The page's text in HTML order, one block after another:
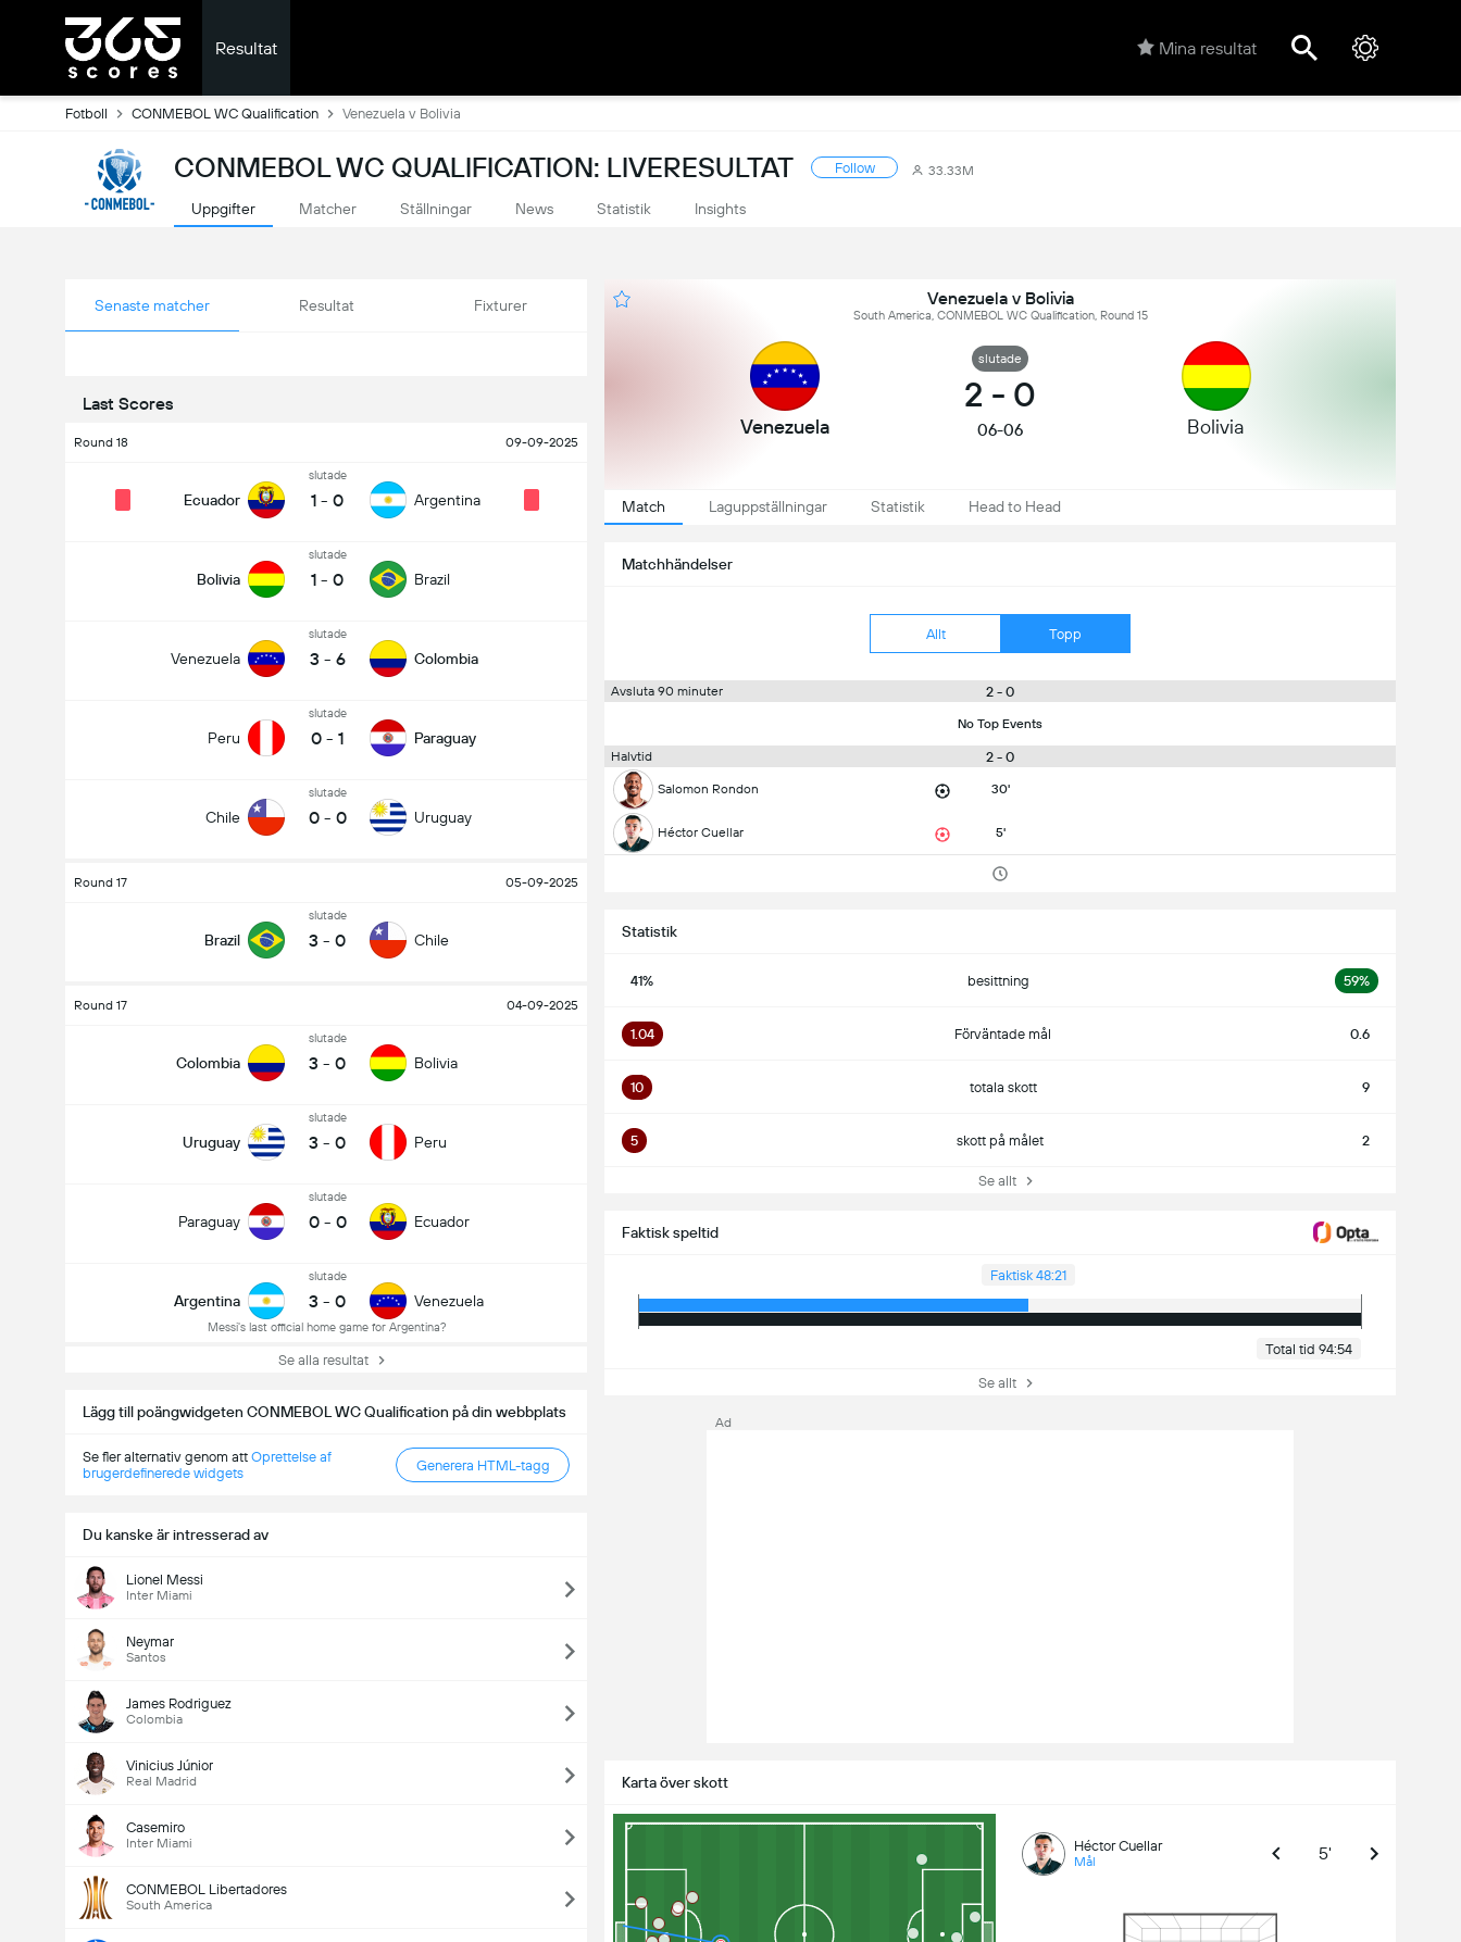
Resultat Mina resultat
Fotboll CONMEBOL WC Qualification Venezuela v Bolivia
CONMEBOL WC QUALIFICATION: LIVERESULTAT Follow 33.33M
Uppgifter Matcher Ställningar News Statistik Insights
Senaste matcher Resultat Fixturer
Last Scores
Round 18 09-09-2025
Ecuador
slutade
1 - 0 Argentina
Bolivia
slutade
1 - 0 Brazil
Venezuela
slutade
3 - 6 Colombia
Peru
slutade
0 - 1 Paraguay
Chile
slutade
0 - 0 Uruguay
Round 17 05-09-2025
Brazil
slutade
3 - 0 Chile
Round 17 04-09-2025
Colombia
slutade
3 - 0 Bolivia
Uruguay
slutade
3 - 0 Peru
Paraguay
slutade
0 - 0 Ecuador
Argentina
slutade
3 - 0
Messi's last official home game for Argentina?
Venezuela
Se alla resultat
Lägg till poängwidgeten CONMEBOL WC Qualification på din webbplats
Se fler alternativ genom att Oprettelse af
brugerdefinerede widgets
Generera HTML-tagg
Du kanske är intresserad av
Lionel Messi
Inter Miami
Neymar
Santos
James Rodriguez
Colombia
Vinicius Júnior
Real Madrid
Casemiro
Inter Miami
CONMEBOL Libertadores
South America
Venezuela v Bolivia
South America, CONMEBOL WC Qualification, Round 15
Venezuela
slutade
2 - 0
06-06 Bolivia
Match Laguppställningar Statistik Head to Head
Matchhändelser
Allt Topp
Avsluta 90 minuter 2 - 0
No Top Events
Halvtid 2 - 0
Salomon Rondon 30'
Héctor Cuellar 5'
Statistik
41% besittning 59%
1.04 Förväntade mål 0.6
10 totala skott 9
5 skott på målet 2
Se allt
Faktisk speltid
Faktisk 48:21
Total tid 94:54
Se allt
Karta över skott
Héctor Cuellar
Mål 5'
Ad